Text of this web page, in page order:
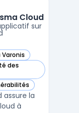
assurant la
Cloud
sur
Varonisdans cette
des
dans cette
dans cette
assure la
à